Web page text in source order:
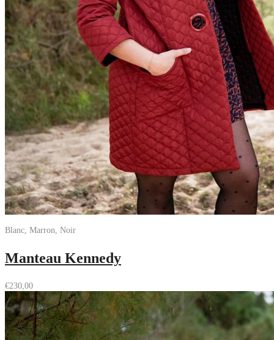
Blanc, Marron, Noir
Manteau Kennedy
€230,00